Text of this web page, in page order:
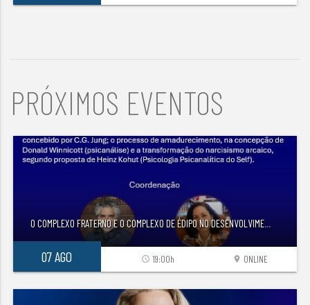
PRÓXIMOS EVENTOS
O COMPLEXO FRATERNO E O COMPLEXO DE ÉDIPO NO DESENVOLVIME...
07 AGO location_on ONLINE
access_time 19:00h